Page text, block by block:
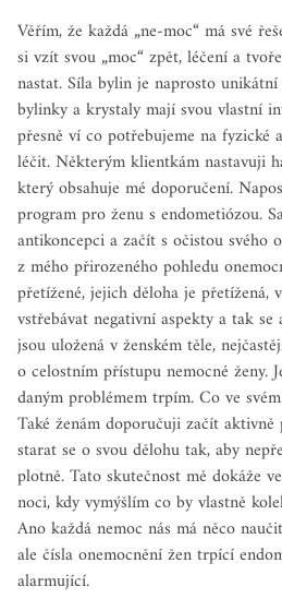
Věřím, že každá „ne-moc“ má své
si vzít svou „moc“ zpět, léčení a
nastat. Síla bylin je naprosto
bylinky a krystaly mají svou vlastní
přesně ví co potřebujeme na fyzické
léčit.Některým klientkám nastavuji
který obsahuje mé doporučení.
program pro ženu s endometiózou.
antikoncepci a začít s očistou svého
z mého přirozeného pohledu
přetížené, jejich děloha je přetížená,
vstřebávat negativní aspekty a tak
jsou uložená v ženském těle,
o celostním přístupu nemocné ženy.
daným problémem trpím. Co ve
Také ženám doporučuji začít
starat se o svou dělohu tak, aby
plotně.Tato skutečnost mě dokáže
noci, kdy vymýšlím co by vlastně
Ano každá nemoc nás má něco
ale čísla onemocnění žen trpící
alarmující.